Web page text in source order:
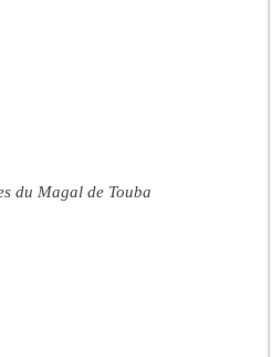
du Magal de Touba